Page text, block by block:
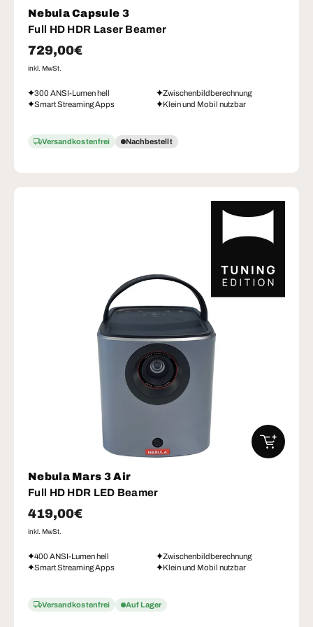
Nebula Capsule 3
Full HD HDR Laser Beamer
Normaler Preis
729,00€
inkl. MwSt.
300 ANSI-Lumen hell
Zwischenbildberechnung
Smart Streaming Apps
Klein und Mobil nutzbar
Versandkostenfrei Nachbestellt
Nebula Mars 3 Air
Full HD HDR LED Beamer
Normaler Preis
419,00€
inkl. MwSt.
400 ANSI-Lumen hell
Zwischenbildberechnung
Smart Streaming Apps
Klein und Mobil nutzbar
Versandkostenfrei Auf Lager
IN DEN